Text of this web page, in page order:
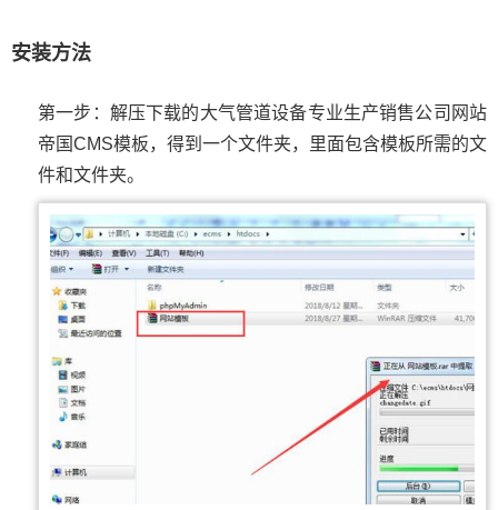
安装方法
第一步：解压下载的大气管道设备专业生产销售公司网站
帝国CMS模板，得到一个文件夹，里面包含模板所需的文
件和文件夹。